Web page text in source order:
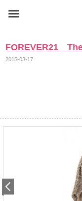
FOREVER21
2015-03-17